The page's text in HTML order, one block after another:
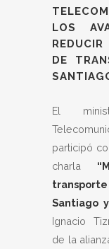
LOS
DE
El
participó
charla
Santiago
Ignacio
de la